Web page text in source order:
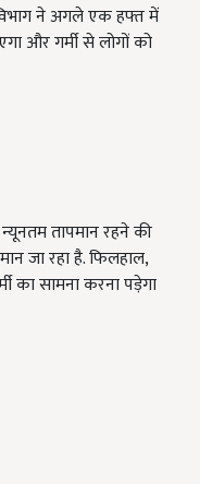
ने अगले एक हफ्त में
और गर्मी से लोगों को
तापमान रहने की
जा रहा है. फिलहाल,
का सामना करना पड़ेगा